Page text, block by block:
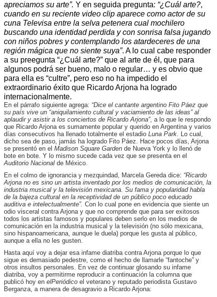
apreciamos su arte”. Y en seguida pregunta: “¿Cuál arte?,
cuando en su reciente video clip aparece como actor de su
cuna Televisa entre la selva petenera cual mochilero
buscando una identidad perdida y con sonrisa falsa jugando
con niños pobres y contemplando los atardeceres de una
región mágica que no siente suya”. A lo cual cabe responder
a su preegunta “¿Cuál arte?” que al arte de él, que para
algunos podrá ser bueno, malo o regular… y es obvio que
para ella es “cultre”, pero eso no ha impedido el
extraordinario éxito que Ricardo Arjona ha logrado
internacionalmente.
En el párrafo siguiente agrega: “Dice el cantante argentino Fito Páez que
su país vive un “aniquilamiento cultural y vaciamiento de las ideas” al
aplaudir y asistir a los conciertos de Ricardo Arjona”, a lo que le respondo
que Ricardo Arjona es sumamente popular y querido en Argentina y varios
días consecutivos ha llenado totalmente el estadio Luna Park. Lo cual,
dicho sea de paso, jamás ha logrado Fito Páez. Hace pocos días, Arjona
se presentó en el Madison Square Garden de Nueva York y lo llenó de
bote en bote. Y lo mismo sucede cada vez que se presenta en el
Auditorio Nacional de México.
En el colmo de ignorancia y mezquindad, Marcela Gereda dice: “Ricardo
Arjona no es sino un artista inventado por los medios de comunicación, la
industria musical y la televisión mexicana. Su fama y popularidad habla
de la bajeza cultural en la receptividad de un público poco educado
auditiva e intelectualmente”. Con lo cual pone en evidencia que siente un
odio visceral contra Arjona y que no comprende que para ser exitosos
todos los artistas famosos y populares deben serlo en los medios de
comunicación en la industria musical y la televisión (no sólo mexicana,
sino hispanoamericana, aunque le duela) porque les gusta al público,
aunque a ella no les gusten.
Hasta aquí voy a dejar esa infame diatriba contra Arjona porque lo que
sigue es demasiado pedestre, como el hecho de llamarle “fantoche” y
otros insultos personales. En vez de continuar glosando su infame
diatriba, voy a permitirme reproducir a continuación la columna que
publicó hoy en elPeriódico el veterano y reputado periodista Gustavo
Berganza, a manera de desagravio a Ricardo Arjona: